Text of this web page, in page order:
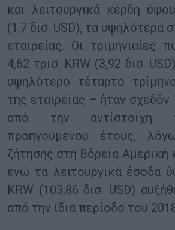
και λειτουργικά κέρδη
(1,7 δισ. USD), τα υψηλότερα
εταιρείας. Οι τριμηνιαίες
4,62 τρισ. KRW (3,92 δισ.
υψηλότερο τέταρτο
της εταιρείας – ήταν
από την αντίστοιχη
προηγούμενου έτους,
ζήτησης στη Βόρεια Αμερική
ενώ τα λειτουργικά έσοδα
KRW (103,86 δισ. USD)
από την ίδια περίοδο του